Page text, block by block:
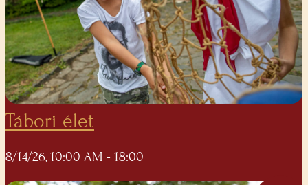
Tábori élet
8/14/26, 10:00 AM - 18:00